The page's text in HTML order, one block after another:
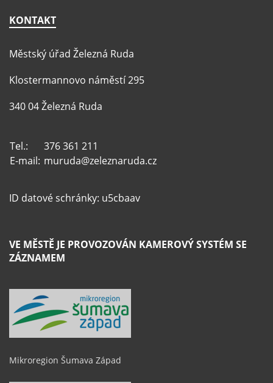
KONTAKT
Městský úřad Železná Ruda
Klostermannovo náměstí 295
340 04 Železná Ruda
Tel.:
376 361 211
E-mail: muruda@zeleznaruda.cz
ID datové schránky: u5cbaav
VE MĚSTĚ JE PROVOZOVÁN KAMEROVÝ SYSTÉM SE
ZÁZNAMEM
Mikroregion Šumava Západ